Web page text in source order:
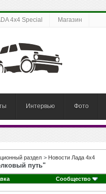
4x4 Special Магазин
Интервью Фото
раздел > Новости Лада 4х4
путь"
Сообщество